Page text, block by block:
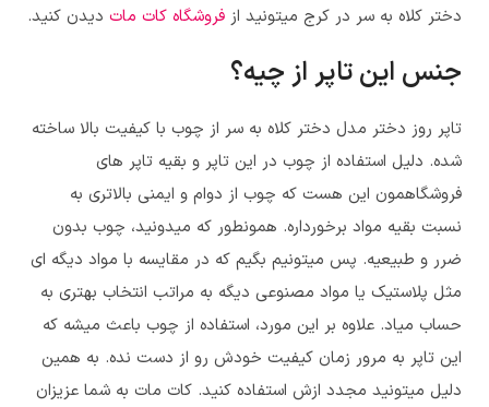
دختر کلاه به سر در کرج میتونید از فروشگاه کات مات دیدن کنید.
جنس این تاپر از چیه؟
تاپر روز دختر مدل دختر کلاه به سر از چوب با کیفیت بالا ساخته
شده. دلیل استفاده از چوب در این تاپر و بقیه تاپر های
فروشگاهمون این هست که چوب از دوام و ایمنی بالاتری به
نسبت بقیه مواد برخورداره. همونطور که میدونید، چوب بدون
ضرر و طبیعیه. پس میتونیم بگیم که در مقایسه با مواد دیگه ای
مثل پلاستیک یا مواد مصنوعی دیگه به مراتب انتخاب بهتری به
حساب میاد. علاوه بر این مورد، استفاده از چوب باعث میشه که
این تاپر به مرور زمان کیفیت خودش رو از دست نده. به همین
دلیل میتونید مجدد ازش استفاده کنید. کات مات به شما عزیزان